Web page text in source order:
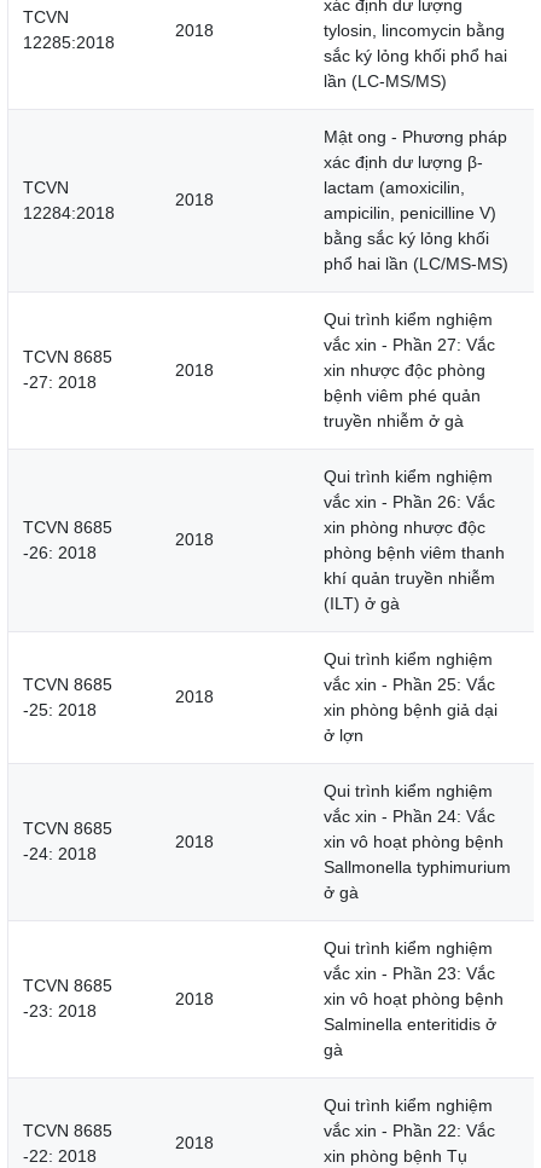
TCVN
12285:2018
2018
xác định dư lượng
tylosin, lincomycin bằng
sắc ký lỏng khối phổ hai
lần (LC-MS/MS)
TCVN
12284:2018
2018
Mật ong - Phương pháp
xác định dư lượng β-
lactam (amoxicilin,
ampicilin, penicilline V)
bằng sắc ký lỏng khối
phổ hai lần (LC/MS-MS)
TCVN 8685
-27: 2018
2018
Qui trình kiểm nghiệm
vắc xin - Phần 27: Vắc
xin nhược độc phòng
bệnh viêm phé quản
truyền nhiễm ở gà
TCVN 8685
-26: 2018
2018
Qui trình kiểm nghiệm
vắc xin - Phần 26: Vắc
xin phòng nhược độc
phòng bệnh viêm thanh
khí quản truyền nhiễm
(ILT) ở gà
TCVN 8685
-25: 2018
2018
Qui trình kiểm nghiệm
vắc xin - Phần 25: Vắc
xin phòng bệnh giả dại
ở lợn
TCVN 8685
-24: 2018
2018
Qui trình kiểm nghiệm
vắc xin - Phần 24: Vắc
xin vô hoạt phòng bệnh
Sallmonella typhimurium
ở gà
TCVN 8685
-23: 2018
2018
Qui trình kiểm nghiệm
vắc xin - Phần 23: Vắc
xin vô hoạt phòng bệnh
Salminella enteritidis ở
gà
TCVN 8685
-22: 2018
2018
Qui trình kiểm nghiệm
vắc xin - Phần 22: Vắc
xin phòng bệnh Tụ